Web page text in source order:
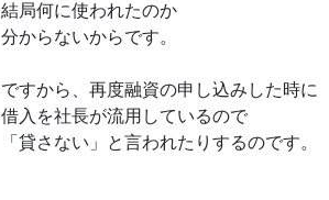
結局何に使われたのか
分からないからです。
ですから、再度融資の申し込みした時に
借入を社長が流用しているので
「貸さない」と言われたりするのです。